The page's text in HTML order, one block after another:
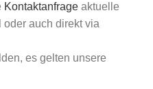
Kontaktanfrage aktuelle
auch direkt via
es gelten unsere